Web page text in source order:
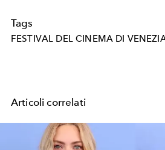
Tags
FESTIVAL DEL CINEMA DI
Articoli correlati